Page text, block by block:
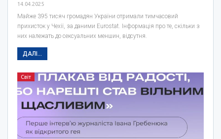
14.04.2025
Майже 395 тисяч громадян України отримали тимчасовий
прихисток у Чехії, за даними Eurostat. Інформація про те, скільки з
них належать до сексуальних меншин, відсутня.
ДАЛІ...
Світ